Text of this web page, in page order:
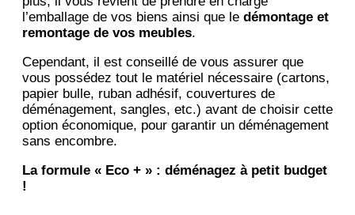
l’emballage de vos biens ainsi que le démontage et
remontage de vos meubles.
Cependant, il est conseillé de vous assurer que
vous possédez tout le matériel nécessaire (cartons,
papier bulle, ruban adhésif, couvertures de
déménagement, sangles, etc.) avant de choisir cette
option économique, pour garantir un déménagement
sans encombre.
La formule « Eco + » : déménagez à petit budget
!